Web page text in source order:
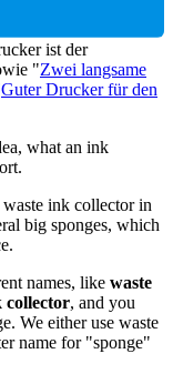
ist der
"Zwei langsame
Guter Drucker für den
what an ink
ink collector in
big sponges, which
names, like waste
collector, and you
We either use waste
name for "sponge"